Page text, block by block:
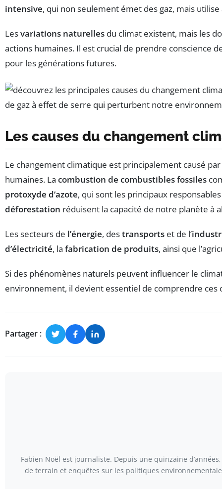
intensive, qui non seulement émet des gaz, mais
Lesvariations naturelles du climat existent, mais les
actions humaines. Il est crucial de prendre conscience
pour les générations futures.
Les causes du changement
Le changement climatique est principalement causé
humaines. La combustion de combustibles fossiles
protoxyde d’azote, qui sont les principaux
déforestation réduisent la capacité de notre planète à
Les secteurs de l’énergie, destransports et de l’
d’électricité, la fabrication de produits, ainsi que
Si des phénomènes naturels peuvent influencer le
environnement, il devient essentiel de comprendre ces
Partager :
Fabien Noël est journaliste. Depuis une quinzaine
de terrain et enquêtes sur les politiques